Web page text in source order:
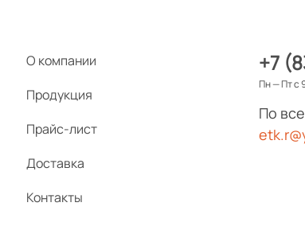
О компании
Продукция
Прайс-лист
Доставка
Контакты
+7
Пн — Пт с
По